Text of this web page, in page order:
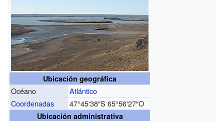
Ubicación geográfica
Océano
Atlántico
Coordenadas
47°45′38″S 65°56′27″O
Ubicación administrativa